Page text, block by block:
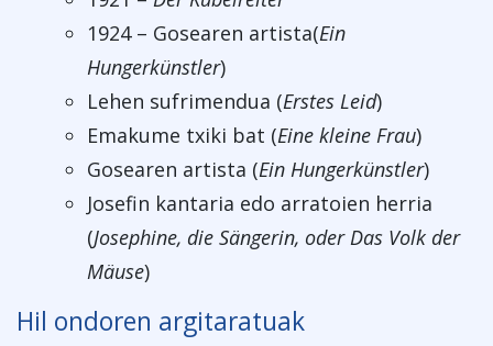
1924 – Gosearen artista(Ein
Hungerkünstler)
Lehen sufrimendua (Erstes Leid)
Emakume txiki bat (Eine kleine Frau)
Gosearen artista (Ein Hungerkünstler)
Josefin kantaria edo arratoien herria
(Josephine, die Sängerin, oder Das Volk der
Mäuse)
Hil ondoren argitaratuak